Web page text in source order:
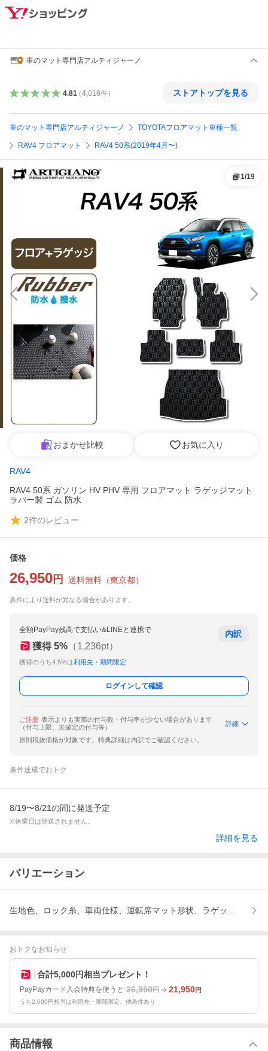
車のマット専門店アルティジャーノ
4.81（4,016件） ストアトップを見る
車のマット専門店アルティジャーノ TOYOTAフロアマット車種一覧
RAV4 フロアマット RAV4 50系(2019年4月〜)
1/19
おまかせ比較 お気に入り
RAV4
RAV4 50系 ガソリン HV PHV 専用 フロアマット ラゲッジマット
ラバー製 ゴム 防水
2件のレビュー
価格
26,950 円 送料無料 （東京都）
条件により送料が異なる場合があります。
全額PayPay残高で支払い&LINEと連携で
獲得 5% （1,236pt）
獲得のうち4.5%は利用先・期間限定
内訳
ログインして確認
ご注意 表示よりも実際の付与数・付与率が少ない場合があります
（付与上限、未確定の付与等）
詳細
原則税抜価格が対象です。特典詳細は内訳でご確認ください。
条件達成でおトク
8/19〜8/21の間に発送予定
※休業日は発送されません。
詳細を見る
バリエーション
生地色、ロック糸、車両仕様、運転席マット形状、ラゲッジマット
おトクなお知らせ
合計5,000円相当プレゼント！
PayPayカード入会特典を使うと 26,950円 21,950円
うち2,000円相当は利用先・期間限定。他条件あり
商品情報